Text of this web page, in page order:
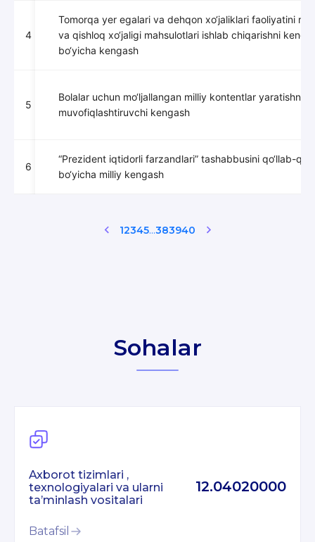
4
Tomorqa yer egalari va dehqon xo‘jaliklari faoliyatini
va qishloq xo‘jaligi mahsulotlari ishlab chiqarishni
bo‘yicha kengash
5
Bolalar uchun mo‘ljallangan milliy kontentlar yaratishni
muvofiqlashtiruvchi kengash
6
“Prezident iqtidorli farzandlari” tashabbusini qo‘llab-
bo‘yicha milliy kengash
12345...383940
Sohalar
Axborot tizimlari ,
texnologiyalari va ularni
ta’minlash vositalari
12.04020000
Batafsil